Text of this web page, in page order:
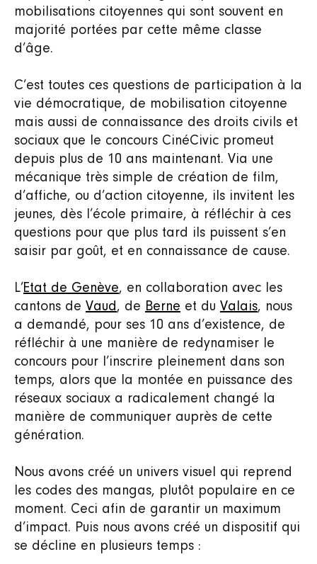
mobilisations citoyennes qui sont souvent en
majorité portées par cette même classe
d’âge.
C’est toutes ces questions de participation à la
vie démocratique, de mobilisation citoyenne
mais aussi de connaissance des droits civils et
sociaux que le concours CinéCivic promeut
depuis plus de 10 ans maintenant. Via une
mécanique très simple de création de film,
d’affiche, ou d’action citoyenne, ils invitent les
jeunes, dès l’école primaire, à réfléchir à ces
questions pour que plus tard ils puissent s’en
saisir par goût, et en connaissance de cause.
L’Etat de Genève, en collaboration avec les
cantons de Vaud , de Berne et du Valais, nous
a demandé, pour ses 10 ans d’existence, de
réfléchir à une manière de redynamiser le
concours pour l’inscrire pleinement dans son
temps, alors que la montée en puissance des
réseaux sociaux a radicalement changé la
manière de communiquer auprès de cette
génération.
Nous avons créé un univers visuel qui reprend
les codes des mangas, plutôt populaire en ce
moment. Ceci afin de garantir un maximum
d’impact. Puis nous avons créé un dispositif qui
se décline en plusieurs temps :